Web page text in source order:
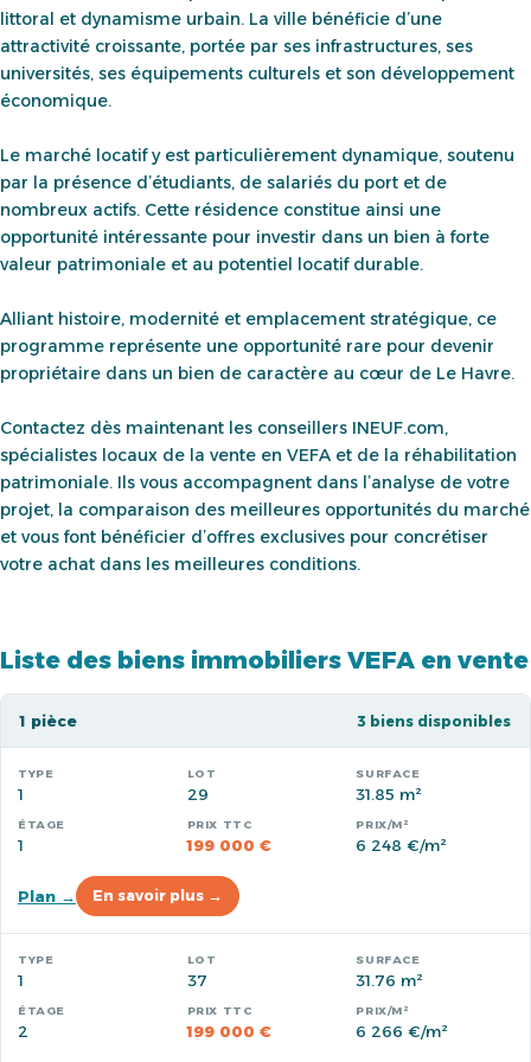
littoral et dynamisme urbain. La ville bénéficie d’une
attractivité croissante, portée par ses infrastructures, ses
universités, ses équipements culturels et son développement
économique.
Le marché locatif y est particulièrement dynamique, soutenu
par la présence d’étudiants, de salariés du port et de
nombreux actifs. Cette résidence constitue ainsi une
opportunité intéressante pour investir dans un bien à forte
valeur patrimoniale et au potentiel locatif durable.
Alliant histoire, modernité et emplacement stratégique, ce
programme représente une opportunité rare pour devenir
propriétaire dans un bien de caractère au cœur de Le Havre.
Contactez dès maintenant les conseillers INEUF.com,
spécialistes locaux de la vente en VEFA et de la réhabilitation
patrimoniale. Ils vous accompagnent dans l’analyse de votre
projet, la comparaison des meilleures opportunités du marché
et vous font bénéficier d’offres exclusives pour concrétiser
votre achat dans les meilleures conditions.
Liste des biens immobiliers VEFA en vente
1 pièce 3 biens disponibles
1 29 31.85 m²
1 199 000 € 6 248 €/m²
Plan → En savoir plus →
1 37 31.76 m²
2 199 000 € 6 266 €/m²